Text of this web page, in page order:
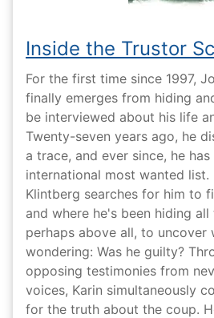
Inside the Trustor
For the first time since 1997,
finally emerges from hiding
be interviewed about his life
Twenty-seven years ago, he
a trace, and ever since, he
international most wanted list.
Klintberg searches for him to
and where he's been hiding all
perhaps above all, to uncover
wondering: Was he guilty?
opposing testimonies from
voices, Karin simultaneously
for the truth about the coup.